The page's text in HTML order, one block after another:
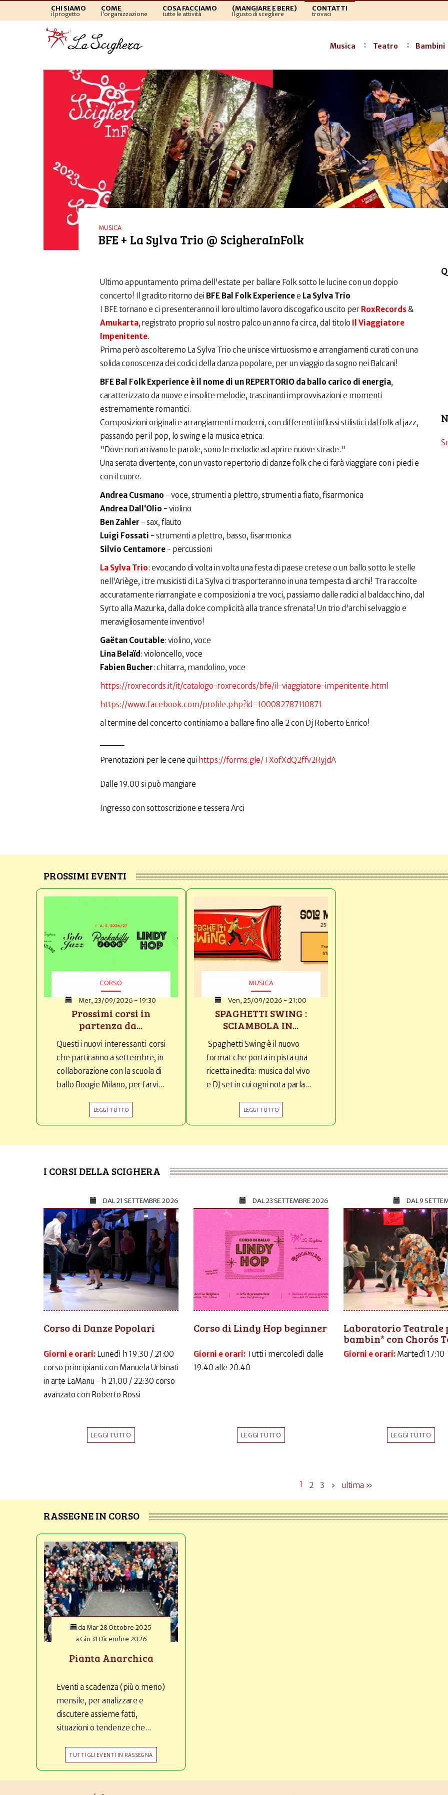
CHI SIAMO
il progetto
COME
l'organizzazione
COSA FACCIAMO
tutte le attività
(MANGIARE E BERE)
Il gusto di scegliere
CONTATTI
trovaci
Musica Teatro Bambini
MUSICA
BFE + La Sylva Trio @ ScigheraInFolk
Ultimo appuntamento prima dell'estate per ballare Folk sotto le lucine con un doppio
concerto! Il gradito ritorno dei BFE Bal Folk Experiencee La Sylva Trio
I BFE tornano e ci presenteranno il loro ultimo lavoro discogafico uscito per RoxRecords&
Amukarta, registrato proprio sul nostro palco un anno fa circa, dal titolo Il Viaggiatore
Impenitente.
Prima però ascolteremo La Sylva Trio che unisce virtuosismo e arrangiamenti curati con una
solida conoscenza dei codici della danza popolare, per un viaggio da sogno nei Balcani!
BFE Bal Folk Experience è il nome di un REPERTORIO da ballo carico di energia,
caratterizzato da nuove e insolite melodie, trascinanti improvvisazioni e momenti
estremamente romantici.
Composizioni originali e arrangiamenti moderni, con differenti influssi stilistici dal folk al jazz,
passando per il pop, lo swing e la musica etnica.
"Dove non arrivano le parole, sono le melodie ad aprire nuove strade."
Una serata divertente, con un vasto repertorio di danze folk che ci farà viaggiare con i piedi e
con il cuore.
Andrea Cusmano - voce, strumenti a plettro, strumenti a fiato, fisarmonica
Andrea Dall‘Olio - violino
Ben Zahler - sax, flauto
Luigi Fossati - strumenti a plettro, basso, fisarmonica
Silvio Centamore - percussioni
La Sylva Trio: evocando di volta in volta una festa di paese cretese o un ballo sotto le stelle
nell'Ariège, i tre musicisti di La Sylva ci trasporteranno in una tempesta di archi! Tra raccolte
accuratamente riarrangiate e composizioni a tre voci, passiamo dalle radici al baldacchino, dal
Syrto alla Mazurka, dalla dolce complicità alla trance sfrenata! Un trio d'archi selvaggio e
meravigliosamente inventivo!
Gaëtan Coutable: violino, voce
Lina Belaïd : violoncello, voce
Fabien Bucher: chitarra, mandolino, voce
https://roxrecords.it/it/catalogo-roxrecords/bfe/il-viaggiatore-impenitente.html
https://www.facebook.com/profile.php?id=100082787110871
al termine del concerto continiamo a ballare fino alle 2 con Dj Roberto Enrico!
Prenotazioni per le cene qui https://forms.gle/TXofXdQ2ffv2RyjdA
Dalle 19.00 si può mangiare
Ingresso con sottoscrizione e tessera Arci
PROSSIMI EVENTI
CORSO
Mer, 23/09/2026 - 19:30
Prossimi corsi in
partenza da...
Questi i nuovi interessanti corsi
che partiranno a settembre, in
collaborazione con la scuola di
ballo Boogie Milano, per farvi...
LEGGI TUTTO
MUSICA
Ven, 25/09/2026 - 21:00
SPAGHETTI SWING :
SCIAMBOLA IN...
Spaghetti Swing è il nuovo
format che porta in pista una
ricetta inedita: musica dal vivo
e DJ set in cui ogni nota parla...
LEGGI TUTTO
I CORSI DELLA SCIGHERA
DAL21 SETTEMBRE 2026
Corso di Danze Popolari
Giorni e orari: Lunedì h 19.30 / 21:00
corso principianti con Manuela Urbinati
in arte LaManu - h 21.00 / 22:30 corso
avanzato con Roberto Rossi
LEGGI TUTTO
DAL23 SETTEMBRE 2026
Corso di Lindy Hop beginner
Giorni e orari: Tutti i mercoledì dalle
19.40 alle 20.40
LEGGI TUTTO
DAL9
Laboratorio Teatrale
bambin* con Chorós
Giorni e orari: Martedì
LEGGI TUTTO
1 2 3 › ultima »
RASSEGNE IN CORSO
da Mar 28 Ottobre 2025
aGio 31 Dicembre 2026
Pianta Anarchica
Eventi a scadenza (più o meno)
mensile, per analizzare e
discutere assieme fatti,
situazioni o tendenze che...
TUTTI GLI EVENTI IN RASSEGNA